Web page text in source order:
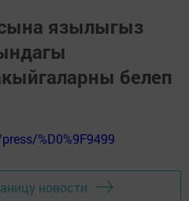
язылыгыз
белеп
%D0%9F9499
новости